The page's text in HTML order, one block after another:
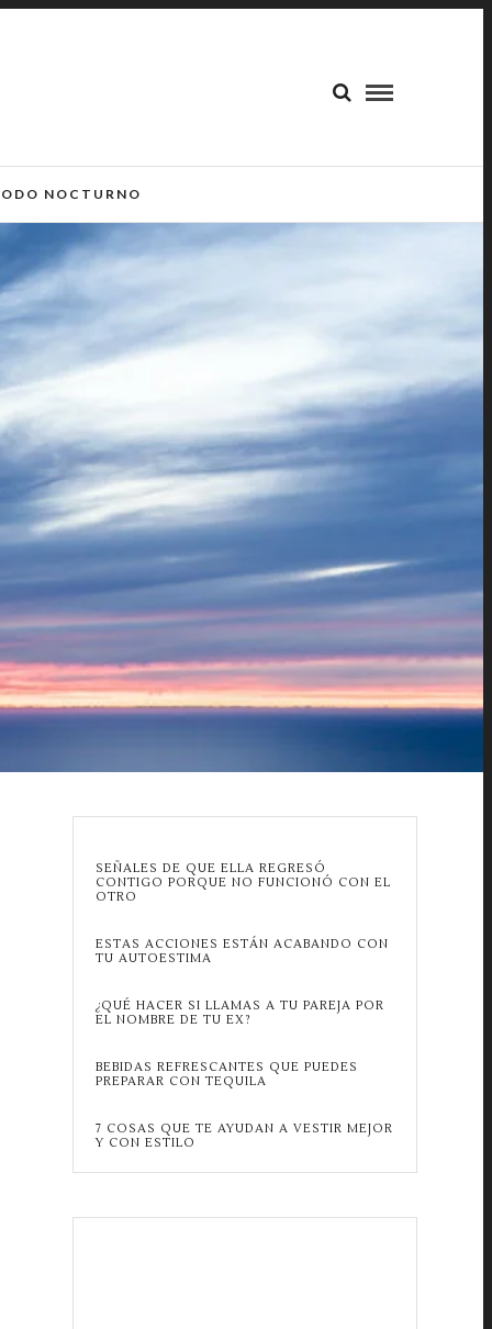
NOCTURNO
SEÑALES DE QUE ELLA REGRESÓ
CONTIGO PORQUE NO FUNCIONÓ CON EL
OTRO
ESTAS ACCIONES ESTÁN ACABANDO CON
TU AUTOESTIMA
¿QUÉ HACER SI LLAMAS A TU PAREJA POR
EL NOMBRE DE TU EX?
BEBIDAS REFRESCANTES QUE PUEDES
PREPARAR CON TEQUILA
7 COSAS QUE TE AYUDAN A VESTIR MEJOR
Y CON ESTILO